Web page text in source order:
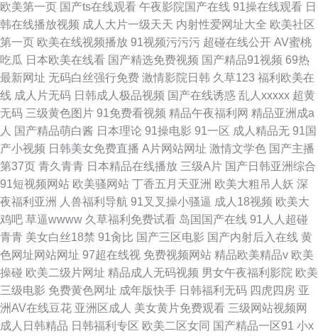
欧美第一页 国产ts在线观看 午夜影院国产在线 91操在线观看 日
韩在线播放视频 成人大片一级天天 内射性爱网址大全 欧美社区
第一页 欧美在线视频播放 91视频污污污 超碰在线公开 AV蜜桃
吃瓜 日本欧美在线看 国产精选免费视频 国产精品91视频 69热
最新网址 无码白丝强行免费 激情影院日韩 久草123 福利欧美在
线 成人片无码 日韩成人极品视频 国产在线诱惑 乱人xxxxx 超黄
无码 三级黄色图片 91免费看视频 精品午夜福利网 精品亚洲成a
人 国产精品萌白酱 日本理论 91操电影 91一区 成人精品无 91国
产小视频 日韩美女免费直播 A片网站网址 激情文学色 国产主播
第37页 青久青青 日本精品在线播放 三级A片 国产日韩亚洲综合
91短视频网站 欧美骚网站 丁香五月天亚洲 欧美大粗吊人妖 深
夜福利亚洲
人兽福利导航 91叉叉操小骚逼 成人18视频 欧美大
鸡吧 草逼wwww 久草福利免费试看 岛国国产在线 91人人超碰
青青 美女白丝18禁 91肏比 国产三区电影 国产内射后入在线 黄
色网址网站网址 97超在线视 免费视频网站 精品欧美精品v 欧美
操碰 欧美二级片网址 精品成人无码视频 男女午夜福利影院 欧美
三级电影 免费黄色网址 成年版快手 日韩福利无码 四虎四房 亚
洲AV在线豆花 亚洲区成人 美女黄片免费观看 三级网站视频网
成人日韩精品 日韩福利专区 欧美二区女同 国产精品一区91 小x